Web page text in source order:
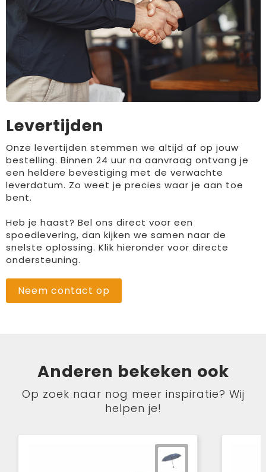
Levertijden
Onze levertijden stemmen we altijd af op jouw
bestelling. Binnen 24 uur na aanvraag ontvang je
een heldere bevestiging met de verwachte
leverdatum. Zo weet je precies waar je aan toe
bent.
Heb je haast? Bel ons direct voor een
spoedlevering, dan kijken we samen naar de
snelste oplossing. Klik hieronder voor directe
ondersteuning.
Neem contact op
Anderen bekeken ook
Op zoek naar nog meer inspiratie? Wij
helpen je!